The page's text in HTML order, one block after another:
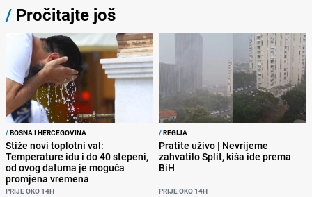
/ Pročitajte još
/BOSNA I HERCEGOVINA
Stiže novi toplotni val:
Temperature idu i do 40 stepeni,
od ovog datuma je moguća
promjena vremena
PRIJE OKO 14H
/REGIJA
Pratite uživo | Nevrijeme
zahvatilo Split, kiša ide prema
BiH
PRIJE OKO 14H